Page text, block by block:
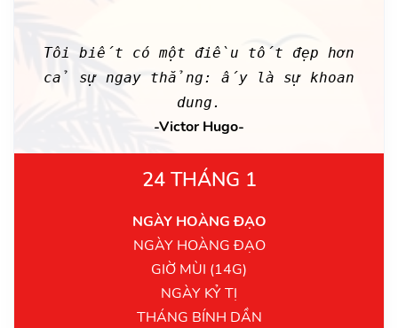
Tôi biết có một điều tốt đẹp hơn
cả sự ngay thẳng: ấy là sự khoan
dung.
-Victor Hugo-
24 THÁNG 1
NGÀY HOÀNG ĐẠO
NGÀY HOÀNG ĐẠO
GIỜ MÙI (14G)
NGÀY KỶ TỊ
THÁNG BÍNH DẦN